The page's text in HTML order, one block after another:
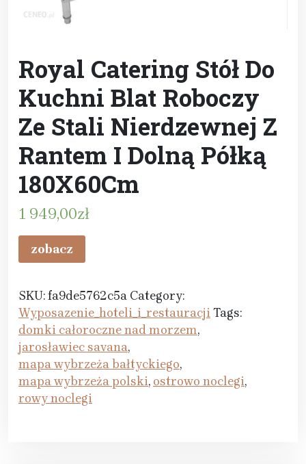
Royal Catering Stół Do
Kuchni Blat Roboczy
Ze Stali Nierdzewnej Z
Rantem I Dolną Półką
180X60Cm
1 949,00zł
zobacz
SKU:fa9de5762c5a Category:
Wyposazenie_hoteli_i_restauracjiTags:
domki całoroczne nad morzem,
jarosławiec savana,
mapa wybrzeża bałtyckiego,
mapa wybrzeża polski, ostrowo noclegi,
rowy noclegi